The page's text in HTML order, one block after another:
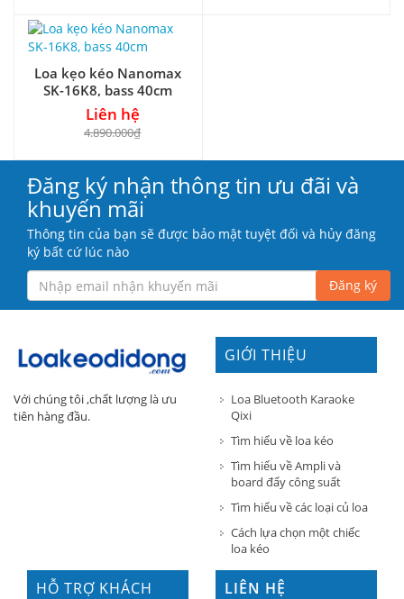
Loa kẹo kéo Nanomax
SK-16K8, bass 40cm
Liên hệ
4.890.000₫
Đăng ký nhận thông tin ưu đãi và
khuyến mãi
Thông tin của bạn sẽ được bảo mật tuyệt đối và hủy đăng
ký bất cứ lúc nào
Đăng ký
Với chúng tôi ,chất lượng là ưu
tiên hàng đầu.
GIỚI THIỆU
Loa Bluetooth Karaoke
Qixi
Tìm hiểu về loa kéo
Tìm hiểu về Ampli và
board đẩy công suất
Tìm hiểu về các loại củ loa
Cách lựa chọn một chiếc
loa kéo
HỖ TRỢ KHÁCH
LIÊN HỆ